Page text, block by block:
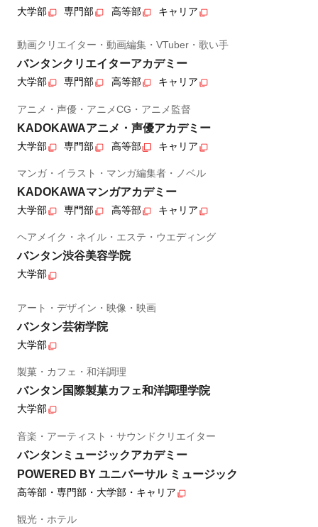
大学部 専門部 高等部 キャリア
動画クリエイター・動画編集・VTuber・歌い手
バンタンクリエイターアカデミー
大学部 専門部 高等部 キャリア
アニメ・声優・アニメCG・アニメ監督
KADOKAWAアニメ・声優アカデミー
大学部 専門部 高等部 キャリア
マンガ・イラスト・マンガ編集者・ノベル
KADOKAWAマンガアカデミー
大学部 専門部 高等部 キャリア
ヘアメイク・ネイル・エステ・ウエディング
バンタン渋谷美容学院
大学部
アート・デザイン・映像・映画
バンタン芸術学院
大学部
製菓・カフェ・和洋調理
バンタン国際製菓カフェ和洋調理学院
大学部
音楽・アーティスト・サウンドクリエイター
バンタンミュージックアカデミー
POWERED BY ユニバーサル ミュージック
高等部・専門部・大学部・キャリア
観光・ホテル